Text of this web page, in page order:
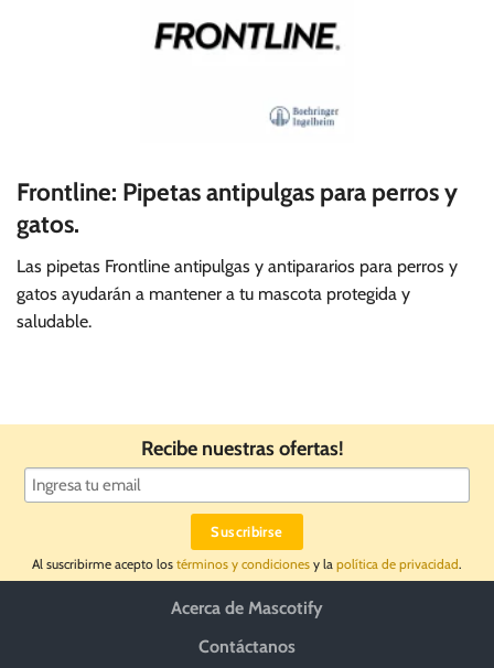
Frontline: Pipetas antipulgas para perros y
gatos.
Las pipetas Frontline antipulgas y antipararios para perros y
gatos ayudarán a mantener a tu mascota protegida y
saludable.
Recibe nuestras ofertas!
Al suscribirme acepto los términos y condiciones y la política de privacidad.
Acerca de Mascotify
Contáctanos